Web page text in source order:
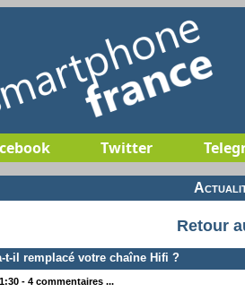
Twitter
Retour
t-il remplacé votre chaîne Hifi ?
- 4 commentaires ...